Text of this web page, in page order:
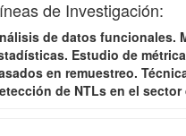
de Investigación:
de datos funcionales.
Estudio de
en remuestreo.
de NTLs en el